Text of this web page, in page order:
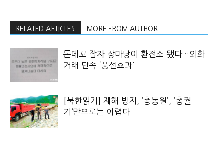
RELATED ARTICLES MORE FROM AUTHOR
돈데꼬 잡자 장마당이 환전소 됐다…외화
거래 단속 ‘풍선효과’
[북한읽기] 재해 방지, ‘총동원’, ‘총궐
기’만으로는 어렵다